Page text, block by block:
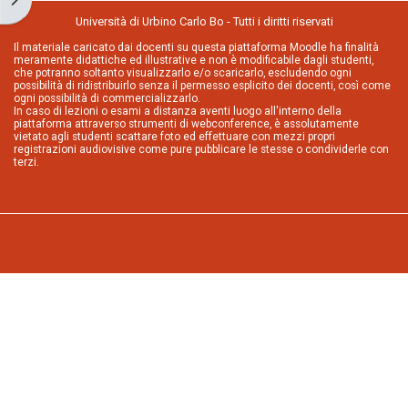
Università di Urbino Carlo Bo - Tutti i diritti riservati
Il materiale caricato dai docenti su questa piattaforma Moodle ha finalità
meramente didattiche ed illustrative e non è modificabile dagli studenti,
che potranno soltanto visualizzarlo e/o scaricarlo, escludendo ogni
possibilità di ridistribuirlo senza il permesso esplicito dei docenti, così come
ogni possibilità di commercializzarlo.
In caso di lezioni o esami a distanza aventi luogo all'interno della
piattaforma attraverso strumenti di webconference, è assolutamente
vietato agli studenti scattare foto ed effettuare con mezzi propri
registrazioni audiovisive come pure pubblicare le stesse o condividerle con
terzi.